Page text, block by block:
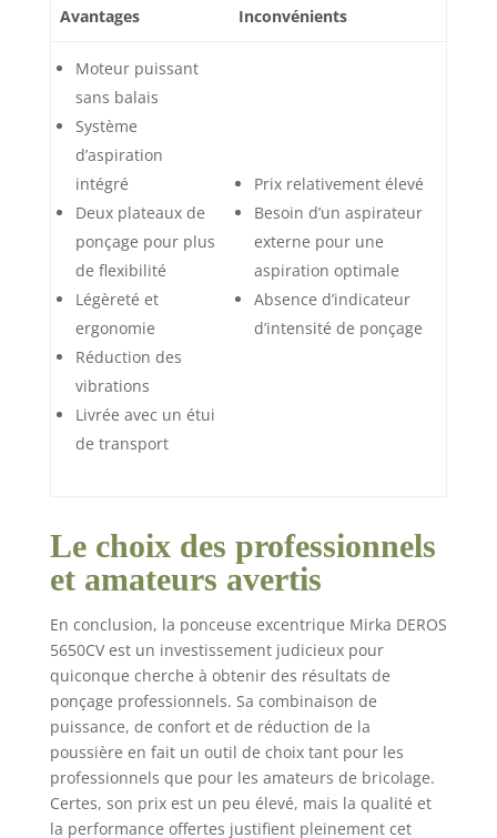
de vibrations actuels
Avantages Inconvénients
Moteur puissant
sans balais
Système
d’aspiration
intégré
Deux plateaux de
ponçage pour plus
de flexibilité
Légèreté et
ergonomie
Réduction des
vibrations
Livrée avec un étui
de transport
Prix relativement élevé
Besoin d’un aspirateur
externe pour une
aspiration optimale
Absence d’indicateur
d’intensité de ponçage
Le choix des professionnels
et amateurs avertis
En conclusion, la ponceuse excentrique Mirka DEROS
5650CV est un investissement judicieux pour
quiconque cherche à obtenir des résultats de
ponçage professionnels. Sa combinaison de
puissance, de confort et de réduction de la
poussière en fait un outil de choix tant pour les
professionnels que pour les amateurs de bricolage.
Certes, son prix est un peu élevé, mais la qualité et
la performance offertes justifient pleinement cet